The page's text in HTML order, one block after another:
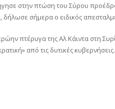
στην πτώση του Σύρου
δήλωσε σήμερα ο ειδικός
πτέρυγα της Αλ Κάιντα στη
από τις δυτικές κυβερνήσεις.